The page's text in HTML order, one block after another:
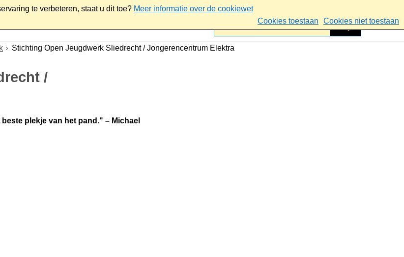
te verbeteren, staat u dit toe? Meer informatie over de cookiewet
Cookies toestaan
Cookies niet toestaan
Stichting Open Jeugdwerk Sliedrecht / Jongerencentrum Elektra
/
plekje van het pand." – Michael